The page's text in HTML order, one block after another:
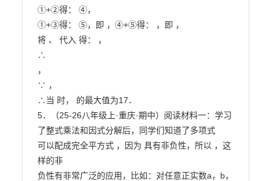
①+②得： ④，
①+③得： ⑤，即 ，④+⑤得： ，即 ，
将 、 代入 得： ，
∴
，
∵ ，
∴当 时， 的最大值为17．
5．（25-26八年级上·重庆·期中）阅读材料一：学习
了整式乘法和因式分解后，同学们知道了多项式
可以配成完全平方式 ，因为 具有非负性，所以 ，这
样的非
负性有非常广泛的应用，比如：对任意正实数a，b，